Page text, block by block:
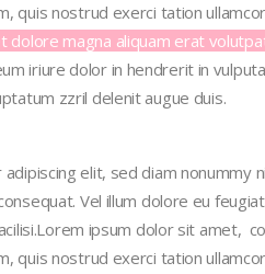
quis nostrud exerci tation
dolore magna aliquam erat
iriure dolor in hendrerit in
zzril delenit augue duis.
elit, sed diam
Vel illum dolore eu
ipsum dolor sit amet,
quis nostrud exerci tation